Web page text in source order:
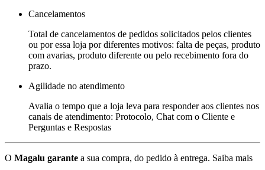
Cancelamentos
Total de cancelamentos de pedidos solicitados pelos clientes
ou por essa loja por diferentes motivos: falta de peças, produto
com avarias, produto diferente ou pelo recebimento fora do
prazo.
Agilidade no atendimento
Avalia o tempo que a loja leva para responder aos clientes nos
canais de atendimento: Protocolo, Chat com o Cliente e
Perguntas e Respostas
O Magalu garante a sua compra, do pedido à entrega. Saiba mais